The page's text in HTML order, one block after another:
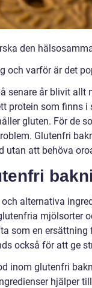
den
och varför är det
senare år blivit allt
protein som finns
gluten. För de
Glutenfri
utan att behöva
alternativa
mjölsorter
som en
också för att ge
inom glutenfri
hjälper